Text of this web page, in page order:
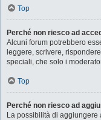
Top
Perché non riesco ad
Alcuni forum potrebbero
leggere, scrivere,
speciali, che solo i
Top
Perché non riesco ad
La possibilità di aggiungere